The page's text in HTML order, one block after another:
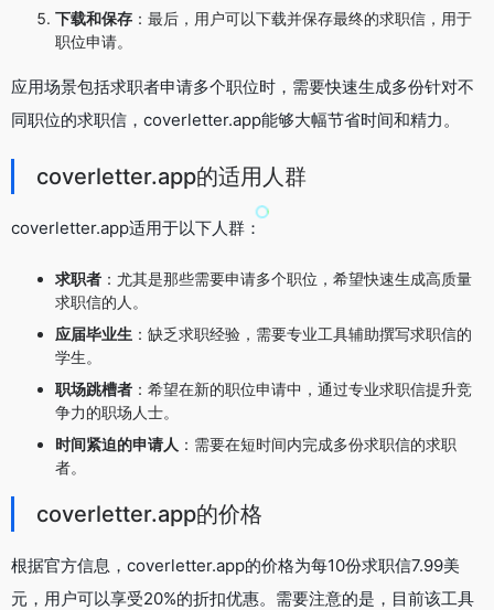
下载和保存 ：最后，用户可以下载并保存最终的求职信，用于
职位申请。
应用场景包括求职者申请多个职位时，需要快速生成多份针对不
同职位的求职信，coverletter.app能够大幅节省时间和精力。
coverletter.app的适用人群
coverletter.app适用于以下人群：
求职者 ：尤其是那些需要申请多个职位，希望快速生成高质量
求职信的人。
应届毕业生 ：缺乏求职经验，需要专业工具辅助撰写求职信的
学生。
职场跳槽者 ：希望在新的职位申请中，通过专业求职信提升竞
争力的职场人士。
时间紧迫的申请人 ：需要在短时间内完成多份求职信的求职
者。
coverletter.app的价格
根据官方信息，coverletter.app的价格为每10份求职信7.99美
元，用户可以享受20%的折扣优惠。需要注意的是，目前该工具